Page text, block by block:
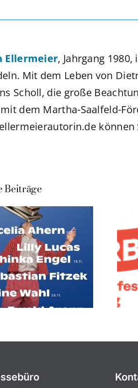
Ellermeier, Jahrgang
Mit dem Leben von
Scholl, die große
dem Martha-Saalfeld-
können
Beiträge